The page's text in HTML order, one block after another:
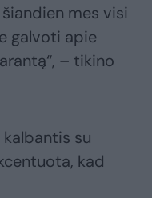
mes visi
galvoti apie
– tikino
kalbantis su
kad